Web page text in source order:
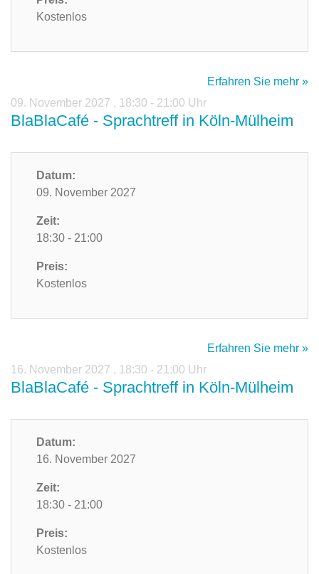
Kostenlos
Erfahren Sie mehr »
09. November 2027 , 18:30 - 21:00 Uhr
BlaBlaCafé - Sprachtreff in Köln-Mülheim
Datum:
09. November 2027
Zeit:
18:30 - 21:00
Preis:
Kostenlos
Erfahren Sie mehr »
16. November 2027 , 18:30 - 21:00 Uhr
BlaBlaCafé - Sprachtreff in Köln-Mülheim
Datum:
16. November 2027
Zeit:
18:30 - 21:00
Preis:
Kostenlos